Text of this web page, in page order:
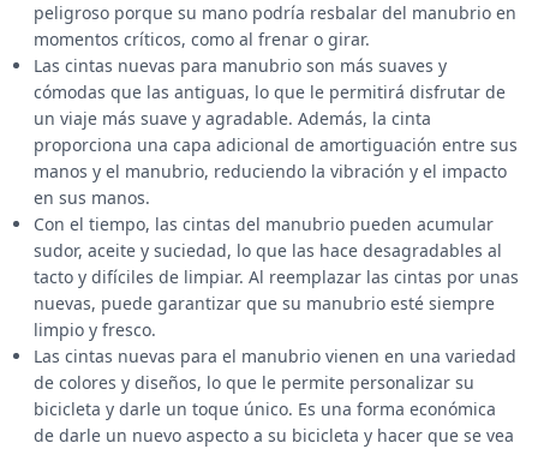
peligroso porque su mano podría resbalar del manubrio en
momentos críticos, como al frenar o girar.
Las cintas nuevas para manubrio son más suaves y
cómodas que las antiguas, lo que le permitirá disfrutar de
un viaje más suave y agradable. Además, la cinta
proporciona una capa adicional de amortiguación entre sus
manos y el manubrio, reduciendo la vibración y el impacto
en sus manos.
Con el tiempo, las cintas del manubrio pueden acumular
sudor, aceite y suciedad, lo que las hace desagradables al
tacto y difíciles de limpiar. Al reemplazar las cintas por unas
nuevas, puede garantizar que su manubrio esté siempre
limpio y fresco.
Las cintas nuevas para el manubrio vienen en una variedad
de colores y diseños, lo que le permite personalizar su
bicicleta y darle un toque único. Es una forma económica
de darle un nuevo aspecto a su bicicleta y hacer que se vea